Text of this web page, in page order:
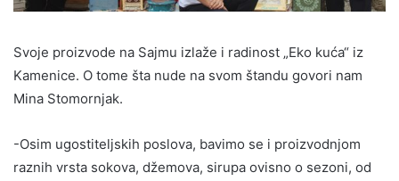
Svoje proizvode na Sajmu izlaže i radinost „Eko kuća“ iz
Kamenice. O tome šta nude na svom štandu govori nam
Mina Stomornjak.
-Osim ugostiteljskih poslova, bavimo se i proizvodnjom
raznih vrsta sokova, džemova, sirupa ovisno o sezoni, od